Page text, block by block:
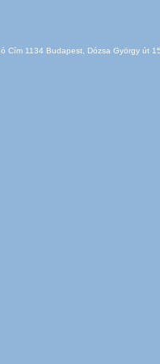
Cím 1134 Budapest, Dózsa György út